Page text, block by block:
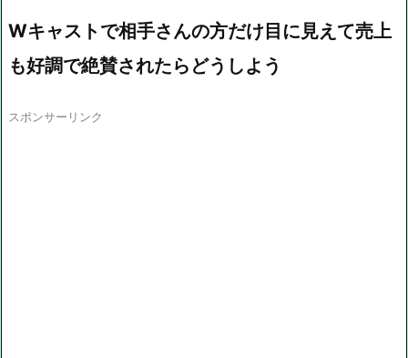
Wキャストで相手さんの方だけ目に見えて売上
も好調で絶賛されたらどうしよう
スポンサーリンク